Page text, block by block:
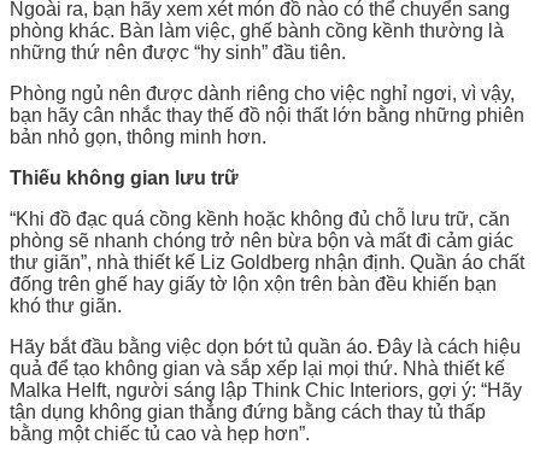
Ngoài ra, bạn hãy xem xét món đồ nào có thể chuyển sang
phòng khác. Bàn làm việc, ghế bành cồng kềnh thường là
những thứ nên được “hy sinh” đầu tiên.
Phòng ngủ nên được dành riêng cho việc nghỉ ngơi, vì vậy,
bạn hãy cân nhắc thay thế đồ nội thất lớn bằng những phiên
bản nhỏ gọn, thông minh hơn.
Thiếu không gian lưu trữ
“Khi đồ đạc quá cồng kềnh hoặc không đủ chỗ lưu trữ, căn
phòng sẽ nhanh chóng trở nên bừa bộn và mất đi cảm giác
thư giãn”, nhà thiết kế Liz Goldberg nhận định. Quần áo chất
đống trên ghế hay giấy tờ lộn xộn trên bàn đều khiến bạn
khó thư giãn.
Hãy bắt đầu bằng việc dọn bớt tủ quần áo. Đây là cách hiệu
quả để tạo không gian và sắp xếp lại mọi thứ. Nhà thiết kế
Malka Helft, người sáng lập Think Chic Interiors, gợi ý: “Hãy
tận dụng không gian thẳng đứng bằng cách thay tủ thấp
bằng một chiếc tủ cao và hẹp hơn”.